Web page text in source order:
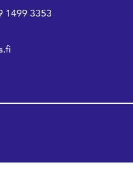
1499 3353